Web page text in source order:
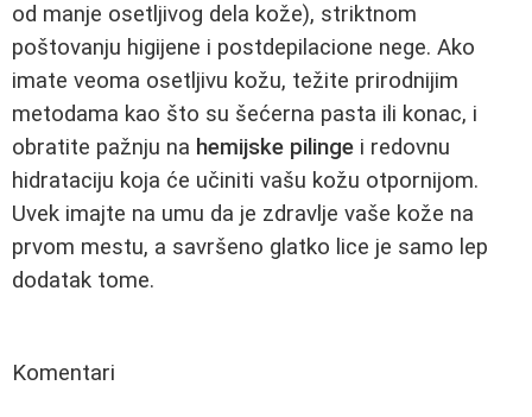
od manje osetljivog dela kože), striktnom
poštovanju higijene i postdepilacione nege. Ako
imate veoma osetljivu kožu, težite prirodnijim
metodama kao što su šećerna pasta ili konac, i
obratite pažnju na hemijske pilinge i redovnu
hidrataciju koja će učiniti vašu kožu otpornijom.
Uvek imajte na umu da je zdravlje vaše kože na
prvom mestu, a savršeno glatko lice je samo lep
dodatak tome.
Komentari